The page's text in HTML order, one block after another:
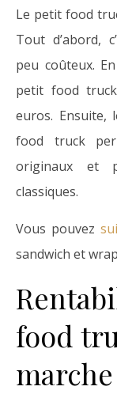
Le petit food
Tout d’abord,
peu coûteux.
petit food
euros. Ensuite,
food truck
originaux et
classiques.
Vous pouvez
sandwich et
food
marche